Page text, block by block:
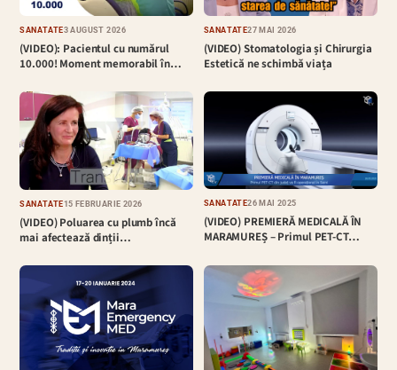
SĂNĂTATE3 AUGUST 2026
(VIDEO): Pacientul cu numărul
10.000! Moment memorabil în…
SĂNĂTATE27 MAI 2026
(VIDEO) Stomatologia și Chirurgia
Estetică ne schimbă viața
SĂNĂTATE15 FEBRUARIE 2026
(VIDEO) Poluarea cu plumb încă
mai afectează dinții…
SĂNĂTATE26 MAI 2025
(VIDEO) PREMIERĂ MEDICALĂ ÎN
MARAMUREȘ – Primul PET-CT…